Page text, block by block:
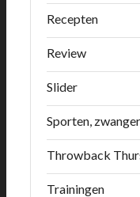
Recepten
Review
Slider
Sporten,
Throwback
Trainingen